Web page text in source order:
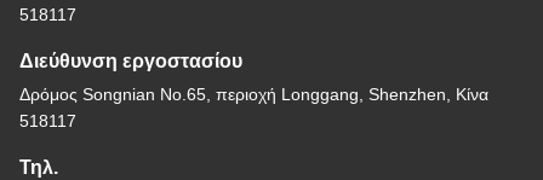
518117
Διεύθυνση εργοστασίου
Δρόμος Songnian No.65, περιοχή Longgang, Shenzhen, Κίνα
518117
Τηλ.